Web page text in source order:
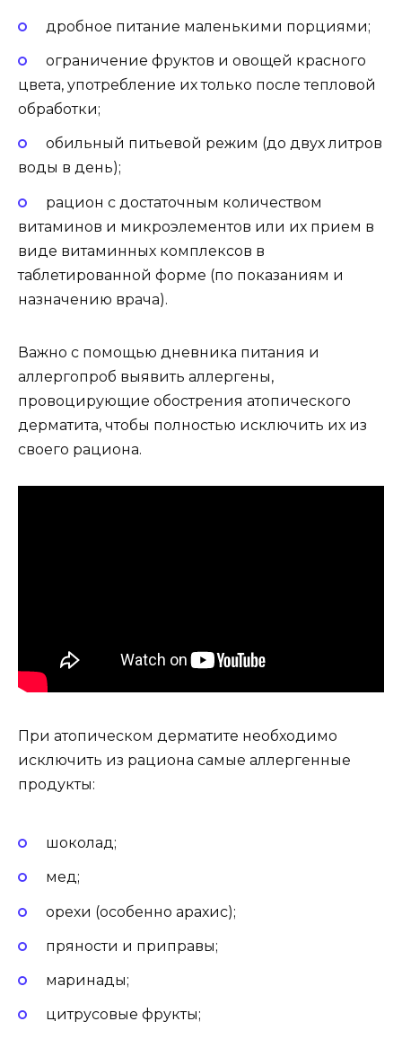
дробное питание маленькими порциями;
ограничение фруктов и овощей красного
цвета, употребление их только после тепловой
обработки;
обильный питьевой режим (до двух литров
воды в день);
рацион с достаточным количеством
витаминов и микроэлементов или их прием в
виде витаминных комплексов в
таблетированной форме (по показаниям и
назначению врача).
Важно с помощью дневника питания и
аллергопроб выявить аллергены,
провоцирующие обострения атопического
дерматита, чтобы полностью исключить их из
своего рациона.
При атопическом дерматите необходимо
исключить из рациона самые аллергенные
продукты:
шоколад;
мед;
орехи (особенно арахис);
пряности и приправы;
маринады;
цитрусовые фрукты;